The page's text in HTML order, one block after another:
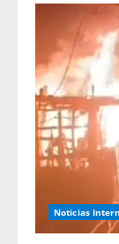
Noticias